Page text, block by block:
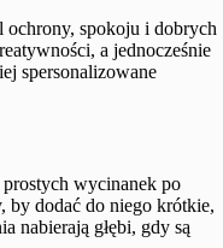
ochrony, spokoju i dobrych
a jednocześnie
spersonalizowane
wycinanek po
by dodać do niego krótkie,
nabierają głębi, gdy są